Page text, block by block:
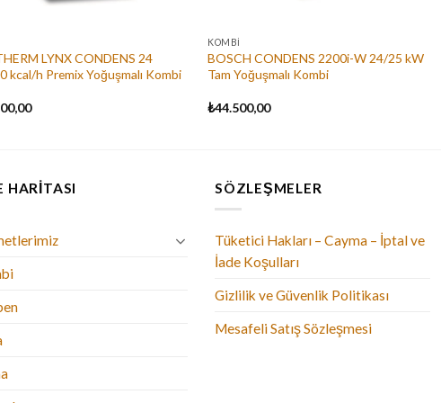
LYNX CONDENS 24
kcal/h Premix Yoğuşmalı Kombi
KOMBI
BOSCH CONDENS 2200i-W 24/25 kW
Tam Yoğuşmalı Kombi
₺44.500,00
HARITASI SÖZLEŞMELER
Tüketici Hakları – Cayma – İptal ve
İade Koşulları
Gizlilik ve Güvenlik Politikası
Mesafeli Satış Sözleşmesi